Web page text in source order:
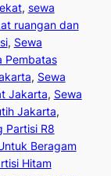
, sewa
ruangan dan
, Sewa
Pembatas
, Sewa
Jakarta, Sewa
Jakarta
Partisi R8
Beragam
Hitam